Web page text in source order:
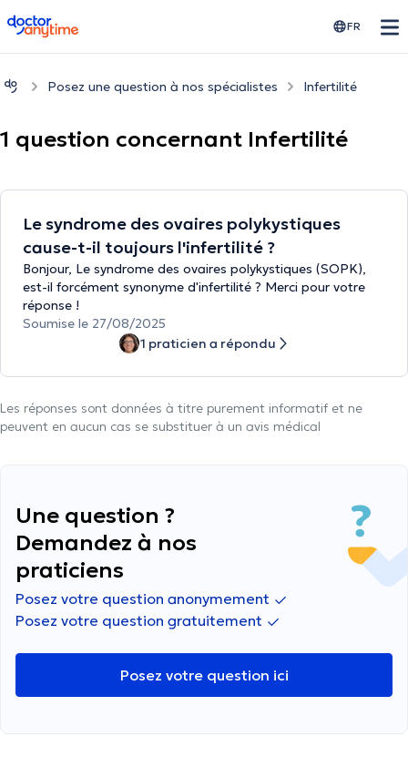
doctoranytime FR
Posez une question à nos spécialistes Infertilité
1 question concernant Infertilité
Le syndrome des ovaires polykystiques
cause-t-il toujours l'infertilité ?
Bonjour, Le syndrome des ovaires polykystiques (SOPK),
est-il forcément synonyme d'infertilité ? Merci pour votre
réponse !
Soumise le 27/08/2025
1 praticien a répondu
Les réponses sont données à titre purement informatif et ne
peuvent en aucun cas se substituer à un avis médical
Une question ?
Demandez à nos
praticiens
Posez votre question anonymement
Posez votre question gratuitement
Posez votre question ici